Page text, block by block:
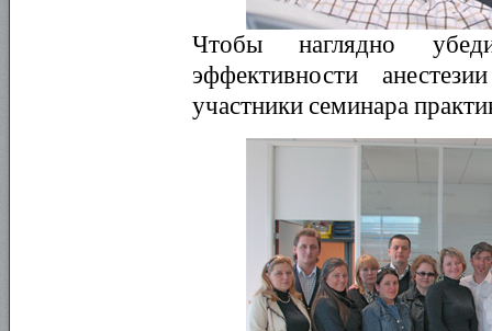
Чтобы наглядно
эффективности
участники семинара